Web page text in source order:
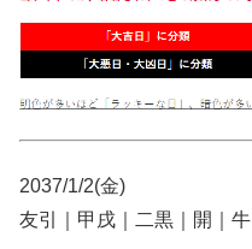
2037/1/2(金)
友引｜甲戌｜二黒｜開｜牛